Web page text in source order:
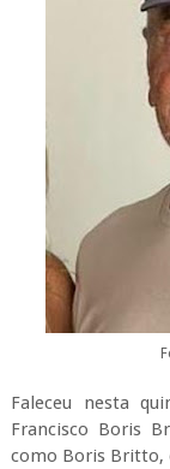
Faleceu nesta
Francisco Boris
como Boris Britto,